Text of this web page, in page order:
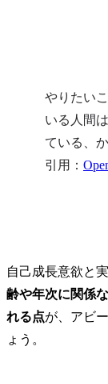
やりたい
いる人間
ている、
引用：
自己成長意欲と
齢や年次に関係
れる点が、アビ
ょう。